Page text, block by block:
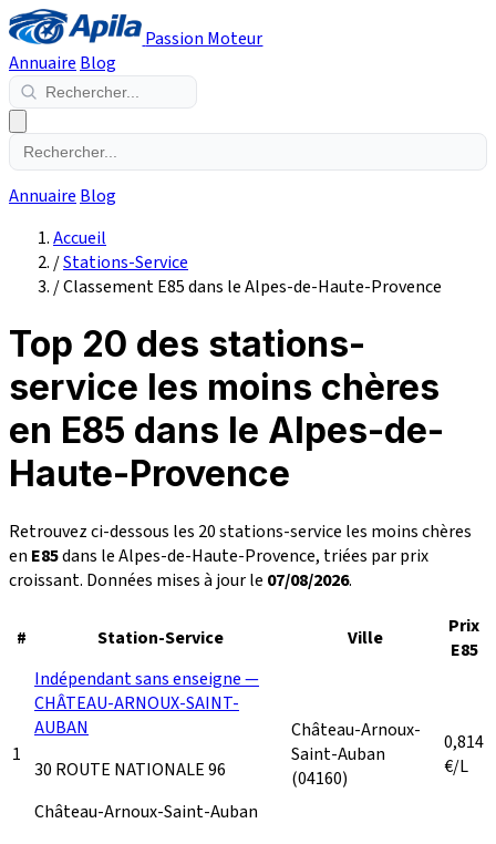
Passion Moteur
Annuaire Blog
Annuaire Blog
Accueil
/Stations-Service
/Classement E85 dans le Alpes-de-Haute-Provence
Top 20 des stations-
service les moins chères
en E85 dans le Alpes-de-
Haute-Provence
Retrouvez ci-dessous les 20 stations-service les moins chères
en E85dans le Alpes-de-Haute-Provence, triées par prix
croissant. Données mises à jour le 07/08/2026.
# Station-Service Ville
Prix
E85
1
Indépendant sans enseigne —
CHÂTEAU-ARNOUX-SAINT-
AUBAN
30 ROUTE NATIONALE 96
Château-Arnoux-Saint-Auban
Château-Arnoux-
Saint-Auban
(04160)
0,814
€/L